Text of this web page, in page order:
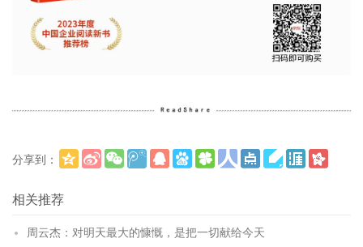
分享到：
相关推荐
周云杰：对明天最大的慷慨，是把一切献给今天